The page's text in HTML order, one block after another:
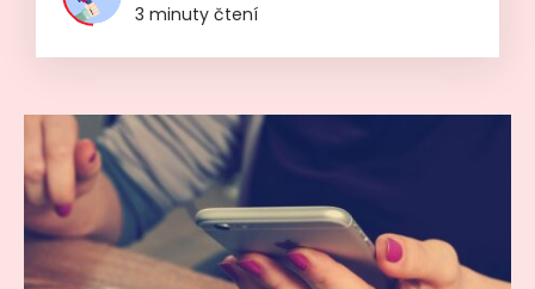
3 minuty čtení